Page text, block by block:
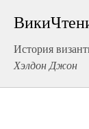
История
Хэлдон Джон